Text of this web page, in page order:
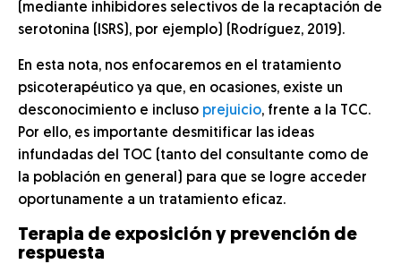
(mediante inhibidores selectivos de la recaptación de
serotonina (ISRS), por ejemplo) (Rodríguez, 2019).
En esta nota, nos enfocaremos en el tratamiento
psicoterapéutico ya que, en ocasiones, existe un
desconocimiento e incluso prejuicio, frente a la TCC.
Por ello, es importante desmitificar las ideas
infundadas del TOC (tanto del consultante como de
la población en general) para que se logre acceder
oportunamente a un tratamiento eficaz.
Terapia de exposición y prevención de
respuesta